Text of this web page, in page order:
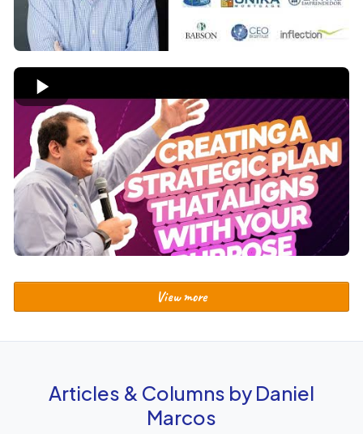
View more
Articles & Columns by Daniel
Marcos